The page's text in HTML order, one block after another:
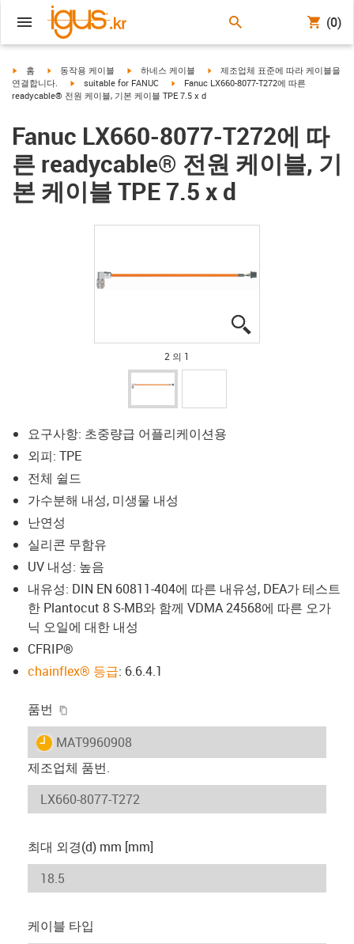
(0)
igus-icon-arrow-right
홈 igus-icon-arrow-right
동작용 케이블 igus-icon-arrow-right
하네스 케이블 igus-icon-arrow-right
제조업체 표준에 따라 케이블을
연결합니다.
igus-icon-arrow-right
suitable for FANUC igus-icon-arrow-right
Fanuc LX660-8077-T272에 따른
readycable® 전원 케이블, 기본 케이블 TPE 7.5 x d
Fanuc LX660-8077-T272에 따
른 readycable® 전원 케이블, 기
본 케이블 TPE 7.5 x d
2 의 1
요구사항: 초중량급 어플리케이션용
외피: TPE
전체 쉴드
가수분해 내성, 미생물 내성
난연성
실리콘 무함유
UV 내성: 높음
내유성: DIN EN 60811-404에 따른 내유성, DEA가 테스트
한 Plantocut 8 S-MB와 함께 VDMA 24568에 따른 오가
닉 오일에 대한 내성
CFRIP®
chainflex® 등급: 6.6.4.1
품번
igus-icon-lieferzeit
MAT9960908
제조업체 품번.
최대 외경(d) mm [mm]
케이블 타입